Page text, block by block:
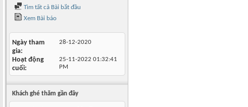
Tìm tất cả Bài bắt đầu
Xem Bài báo
Ngày tham
gia
28-12-2020
Hoạt động
cuối
25-11-2022 01:32:41
PM
Khách ghé thăm gần đây